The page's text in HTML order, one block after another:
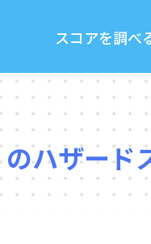
スコアを調べ
ハザード